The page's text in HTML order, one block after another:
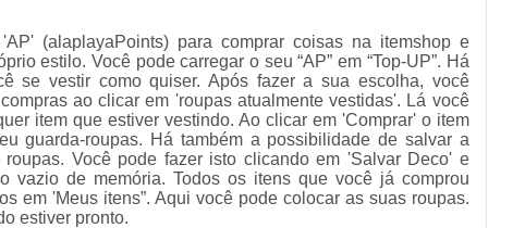
(alaplayaPoints) para comprar coisas na itemshop e
estilo. Você pode carregar o seu “AP” em “Top-UP”. Há
se vestir como quiser. Após fazer a sua escolha, você
ao clicar em 'roupas atualmente vestidas'. Lá você
item que estiver vestindo. Ao clicar em 'Comprar' o item
guarda-roupas. Há também a possibilidade de salvar a
roupas. Você pode fazer isto clicando em 'Salvar Deco' e
vazio de memória. Todos os itens que você já comprou
em 'Meus itens”. Aqui você pode colocar as suas roupas.
estiver pronto.